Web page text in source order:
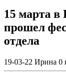
15 марта
прошел
отдела
19-03-22 Ирина 0